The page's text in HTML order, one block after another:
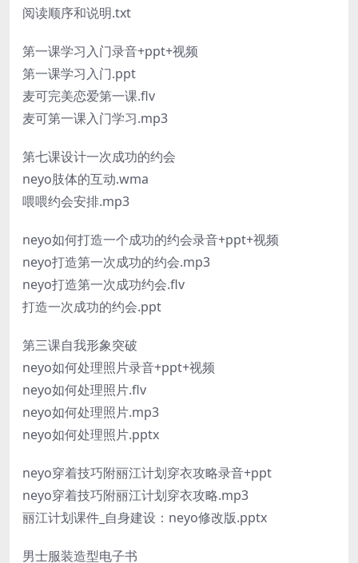
阅读顺序和说明.txt
第一课学习入门录音+ppt+视频
第一课学习入门.ppt
麦可完美恋爱第一课.flv
麦可第一课入门学习.mp3
第七课设计一次成功的约会
neyo肢体的互动.wma
喂喂约会安排.mp3
neyo如何打造一个成功的约会录音+ppt+视频
neyo打造第一次成功的约会.mp3
neyo打造第一次成功约会.flv
打造一次成功的约会.ppt
第三课自我形象突破
neyo如何处理照片录音+ppt+视频
neyo如何处理照片.flv
neyo如何处理照片.mp3
neyo如何处理照片.pptx
neyo穿着技巧附丽江计划穿衣攻略录音+ppt
neyo穿着技巧附丽江计划穿衣攻略.mp3
丽江计划课件_自身建设：neyo修改版.pptx
男士服装造型电子书